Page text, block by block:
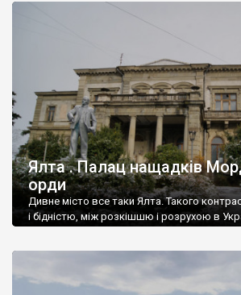
Ялта . Палац нащадків
орди
Дивне місто все таки Ялта. Такого
і бідністю, між розкішшю і розрухою в